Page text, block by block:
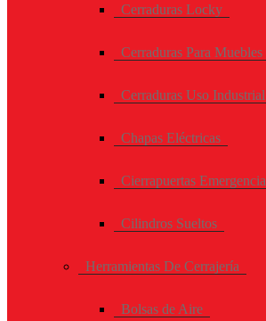
Cerraduras Locky
Cerraduras Para Muebles
Cerraduras Uso Industrial
Chapas Eléctricas
Cierrapuertas Emergencia
Cilindros Sueltos
Herramientas De Cerrajería
Bolsas de Aire